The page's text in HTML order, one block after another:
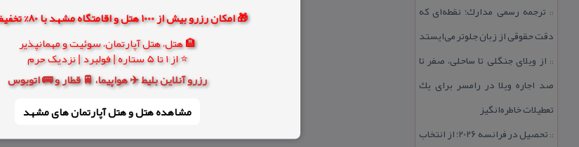
🎁 امکان رزرو بیش از 1000 هتل و اقامتگاه مشهد با 80% تخفیف واقعی
🏨 هتل، هتل آپارتمان، سوئیت و مهمانپذیر
⭐ از 1 تا 5 ستاره | فولبرد | نزدیک حرم
رزرو آنلاین بلیط ✈️ هواپیما، 🚆 قطار و 🚌 اتوبوس
مشاهده هتل و هتل‌ آپارتمان های مشهد
:: ترجمه رسمی مدارك؛ نقطه‌ای كه
دقت حقوقی از زبان جلوتر می‌ایستد
:: از ویلای جنگلی تا ساحلی، صفر تا
صد اجاره ویلا در رامسر برای یك
تعطیلات خاطره‌انگیز
::
تحصیل در فرانسه 2026؛ از انتخاب